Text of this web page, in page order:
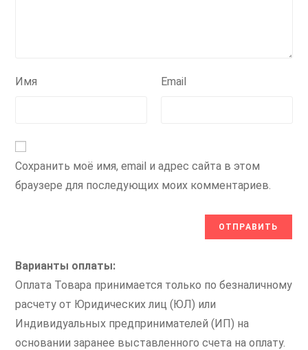
Имя Email
Сохранить моё имя, email и адрес сайта в этом
браузере для последующих моих комментариев.
Варианты оплаты:
Оплата Товара принимается только по безналичному
расчету от Юридических лиц (ЮЛ) или
Индивидуальных предпринимателей (ИП) на
основании заранее выставленного счета на оплату.